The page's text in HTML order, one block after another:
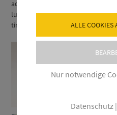
adipiscing sem neque sed ipsum.
luctus pulvinar, hendrerit id, lorem.
tincidunt tempus.
ALLE COOKIES
Nur notwendige
Datenschutz|